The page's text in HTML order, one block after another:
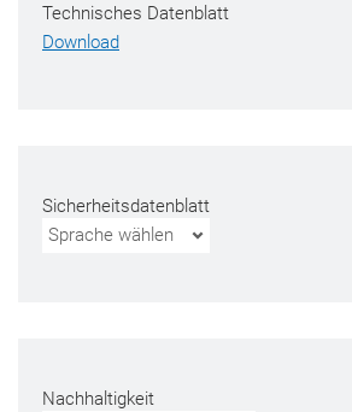
Technisches Datenblatt
Download
Sicherheitsdatenblatt
Sprache wählen
Nachhaltigkeit